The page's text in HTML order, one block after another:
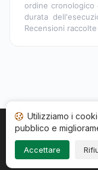
ordine
durata
Recensioni
Home Stato
Copyright © 2026
Utilizziamo i
pubblico e
Accettare